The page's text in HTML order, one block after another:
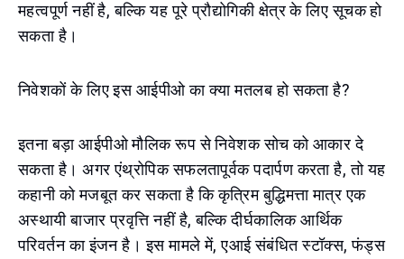
महत्वपूर्ण नहीं है, बल्कि यह पूरे प्रौद्योगिकी क्षेत्र के लिए सूचक हो
सकता है।
निवेशकों के लिए इस आईपीओ का क्या मतलब हो सकता है?
इतना बड़ा आईपीओ मौलिक रूप से निवेशक सोच को आकार दे
सकता है। अगर एंथ्रोपिक सफलतापूर्वक पदार्पण करता है, तो यह
कहानी को मजबूत कर सकता है कि कृत्रिम बुद्धिमत्ता मात्र एक
अस्थायी बाजार प्रवृत्ति नहीं है, बल्कि दीर्घकालिक आर्थिक
परिवर्तन का इंजन है। इस मामले में, एआई संबंधित स्टॉक्स, फंड्स